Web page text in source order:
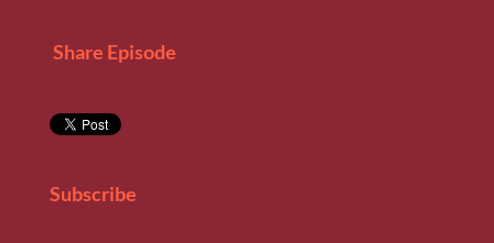
Share Episode
Subscribe